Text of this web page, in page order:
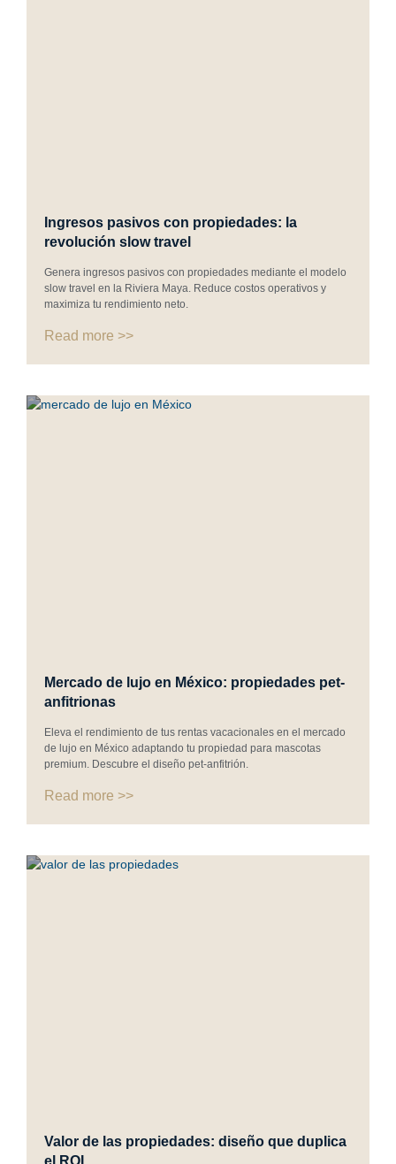
Ingresos pasivos con propiedades: la
revolución slow travel
Genera ingresos pasivos con propiedades mediante el modelo
slow travel en la Riviera Maya. Reduce costos operativos y
maximiza tu rendimiento neto.
Read more >>
Mercado de lujo en México: propiedades pet-
anfitrionas
Eleva el rendimiento de tus rentas vacacionales en el mercado
de lujo en México adaptando tu propiedad para mascotas
premium. Descubre el diseño pet-anfitrión.
Read more >>
Valor de las propiedades: diseño que duplica